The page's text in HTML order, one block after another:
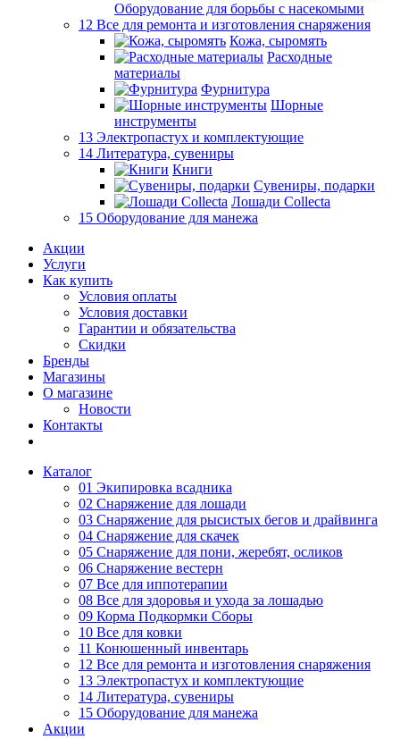
Оборудование для борьбы с насекомыми
12 Все для ремонта и изготовления снаряжения
Кожа, сыромять
Расходные
материалы
Фурнитура
Шорные
инструменты
13 Электропастух и комплектующие
14 Литература, сувениры
Книги
Сувениры, подарки
Лошади Collecta
15 Оборудование для манежа
Акции
Услуги
Как купить
Условия оплаты
Условия доставки
Гарантии и обязательства
Скидки
Бренды
Магазины
О магазине
Новости
Контакты
Каталог
01 Экипировка всадника
02 Снаряжение для лошади
03 Снаряжение для рысистых бегов и драйвинга
04 Снаряжение для скачек
05 Снаряжение для пони, жеребят, осликов
06 Снаряжение вестерн
07 Все для иппотерапии
08 Все для здоровья и ухода за лошадью
09 Корма Подкормки Сборы
10 Все для ковки
11 Конюшенный инвентарь
12 Все для ремонта и изготовления снаряжения
13 Электропастух и комплектующие
14 Литература, сувениры
15 Оборудование для манежа
Акции